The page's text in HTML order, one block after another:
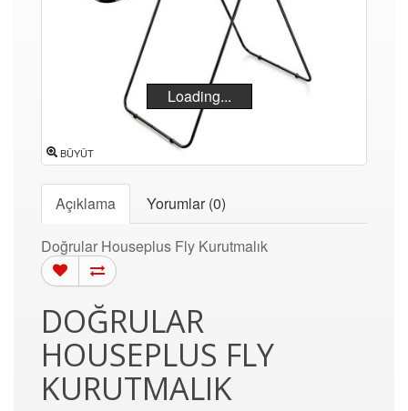
Loading...
BÜYÜT
Açıklama Yorumlar (0)
Doğrular Houseplus Fly Kurutmalık
DOĞRULAR
HOUSEPLUS FLY
KURUTMALIK